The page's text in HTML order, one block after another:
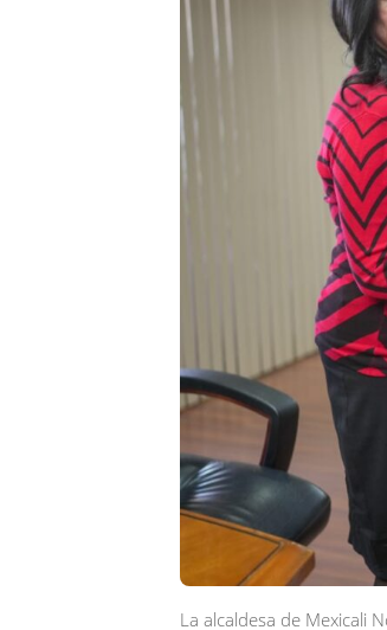
La alcaldesa de Mexicali